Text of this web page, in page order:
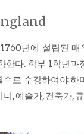
년에 설립된 매
한다. 학부 1학년
수로 수강하여야
, 예술가, 건축가,